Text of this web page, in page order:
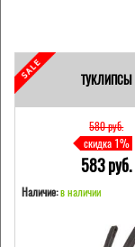
ТУКЛИПСЫ
580 pуб.
скидка 1%
583 pуб.
Наличие:в наличии